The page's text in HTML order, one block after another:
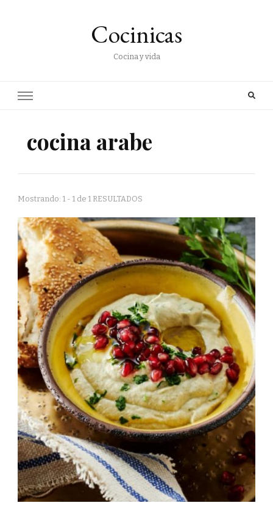
Cocinicas
Cocina y vida
cocina arabe
Mostrando: 1 - 1 de 1 RESULTADOS